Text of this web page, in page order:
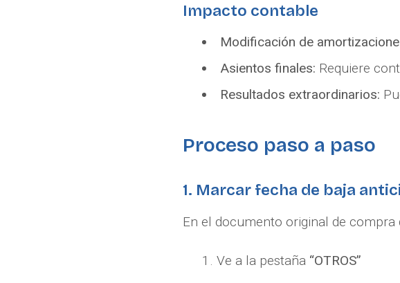
Impacto contable
Modificación de
Asientos finales: Requiere
Resultados extraordinarios:
Proceso paso a paso
1. Marcar fecha de baja
En el documento original de compra
Ve a la pestaña “OTROS”